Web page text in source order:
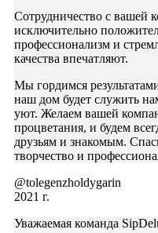
Сотрудничество с вашей
исключительно
профессионализм и
качества впечатляют.
Мы гордимся
наш дом будет служить
уют. Желаем вашей
процветания, и будем
друзьям и знакомым.
творчество и
@tolegenzholdygarin
2021 г.
Уважаемая команда